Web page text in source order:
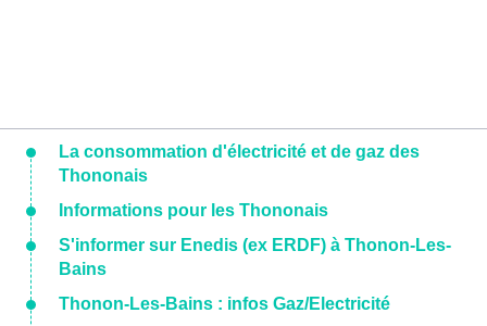
La consommation d'électricité et de gaz des
Thononais
Informations pour les Thononais
S'informer sur Enedis (ex ERDF) à Thonon-Les-
Bains
Thonon-Les-Bains : infos Gaz/Electricité